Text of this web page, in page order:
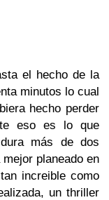
el hecho de la
minutos lo cual
hecho perder
eso es lo que
más de dos
planeado en
increible como
un thriller